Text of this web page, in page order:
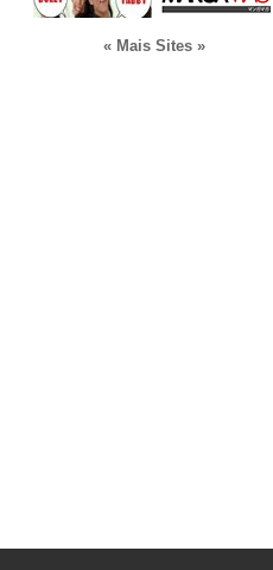
« Mais Sites »